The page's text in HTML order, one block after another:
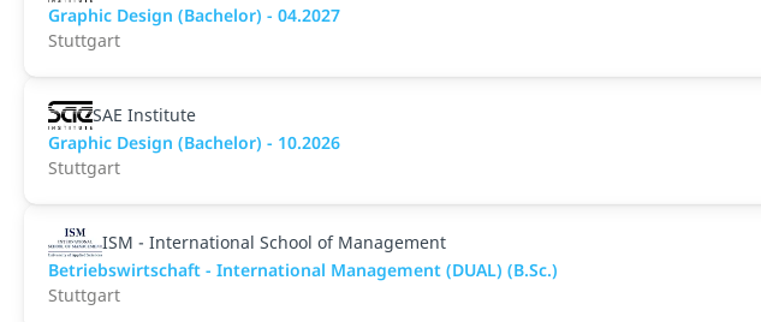
Graphic Design (Bachelor) - 04.2027
Stuttgart
SAE Institute
Graphic Design (Bachelor) - 10.2026
Stuttgart
ISM - International School of Management
Betriebswirtschaft - International Management (DUAL) (B.Sc.)
Stuttgart